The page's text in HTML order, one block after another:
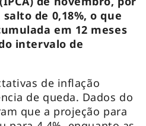
de 0,18%, o que
em 12 meses
intervalo de
de inflação
de queda. Dados do
que a projeção para